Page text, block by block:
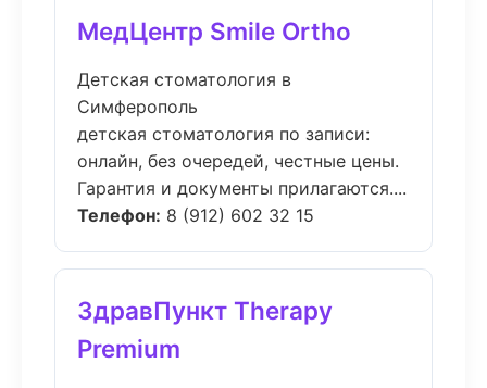
МедЦентр Smile Ortho
Детская стоматология в
Симферополь
детская стоматология по записи:
онлайн, без очередей, честные цены.
Гарантия и документы прилагаются....
Телефон: 8 (912) 602 32 15
ЗдравПункт Therapy
Premium